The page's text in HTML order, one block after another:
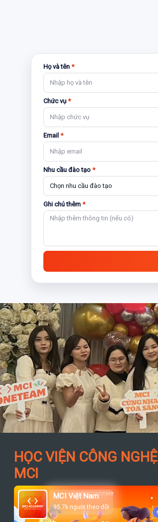
Họ và tên *
Chức vụ *
Email *
Nhu cầu đào tạo *
Ghi chú thêm *
HỌC VIỆN CÔNG NGHỆ
MCI
MCI Việt Nam
95.7k người theo dõi